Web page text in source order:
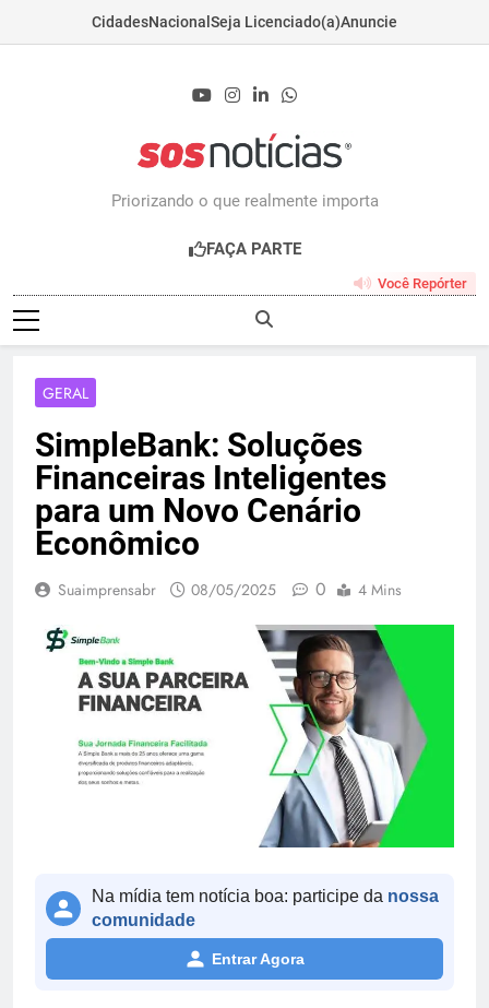
CidadesNacional Seja Licenciado(a)Anuncie
Priorizando o que realmente importa
FAÇA PARTE
Você Repórter
GERAL
SimpleBank: Soluções
Financeiras Inteligentes
para um Novo Cenário
Econômico
Suaimprensabr 08/05/2025 0 4 Mins
Na mídia tem notícia boa: participe da nossa
comunidade
Entrar Agora